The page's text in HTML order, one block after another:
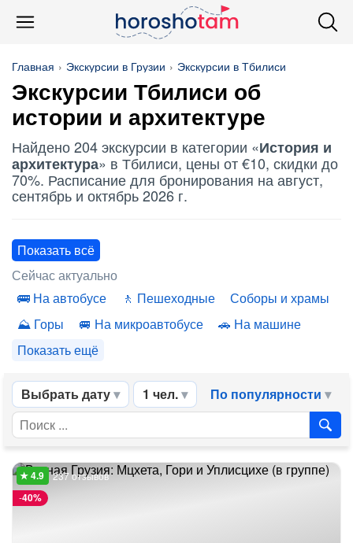
Главная Экскурсии в Грузии Экскурсии в Тбилиси
Экскурсии Тбилиси об
истории и архитектуре
Найдено 204 экскурсии в категории «История и
архитектура» в Тбилиси, цены от €10, скидки до
70%. Расписание для бронирования на август,
сентябрь и октябрь 2026 г.
Показать всё
Сейчас актуально
На автобусе
Пешеходные
Соборы и храмы
Горы
На микроавтобусе
На машине
Показать ещё
Выбрать дату 1 чел. По популярности
-40%
237 отзывов